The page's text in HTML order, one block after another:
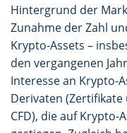
Hintergrund der
Zunahme der Zahl
Krypto-Assets –
den vergangenen
Interesse an Krypto-
Derivaten
CFD), die auf Krypto-